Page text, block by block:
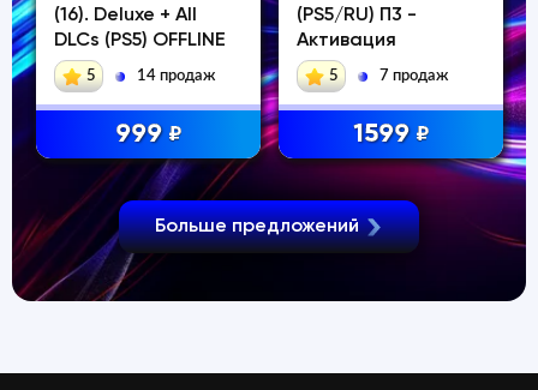
(16). Deluxe + All
DLCs (PS5) OFFLINE
5 14 продаж
999 ₽
(PS5/RU) П3 -
Активация
5 7 продаж
1599 ₽
Больше предложений